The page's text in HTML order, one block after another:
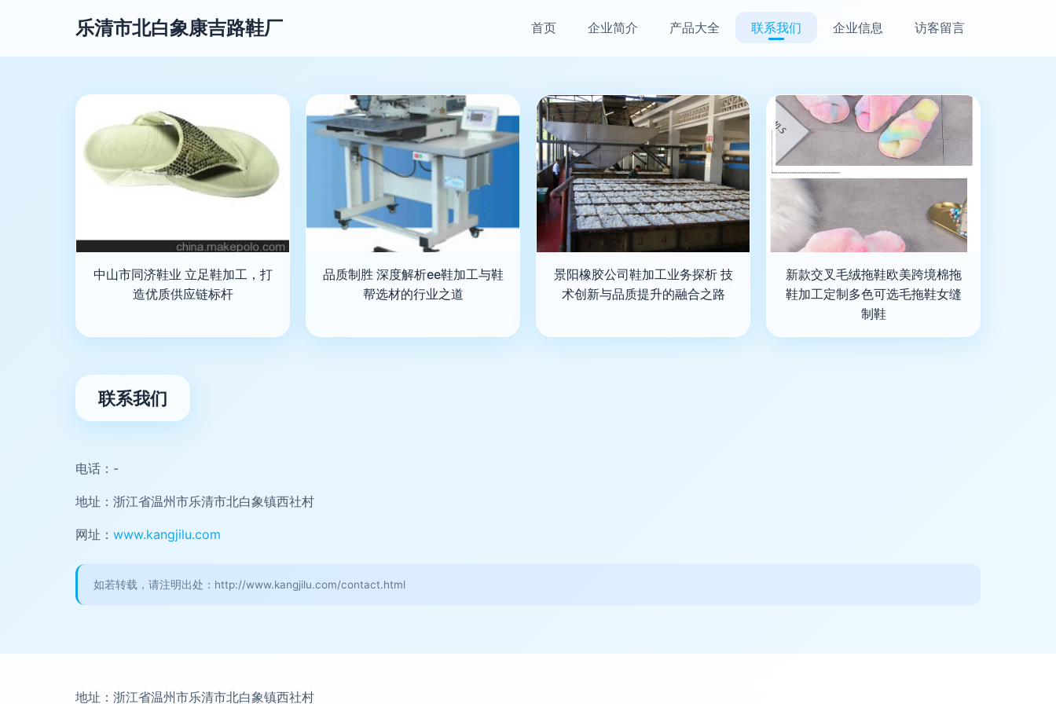
乐清市北白象康吉路鞋厂 首页 企业简介 产品大全 联系我们 企业信息 访客留言
中山市同济鞋业 立足鞋加工，打
造优质供应链标杆
品质制胜 深度解析ee鞋加工与鞋
帮选材的行业之道
景阳橡胶公司鞋加工业务探析 技
术创新与品质提升的融合之路
新款交叉毛绒拖鞋欧美跨境棉拖
鞋加工定制多色可选毛拖鞋女缝
制鞋
联系我们
电话：-
地址：浙江省温州市乐清市北白象镇西社村
网址： www.kangjilu.com
如若转载，请注明出处：http://www.kangjilu.com/contact.html
地址：浙江省温州市乐清市北白象镇西社村